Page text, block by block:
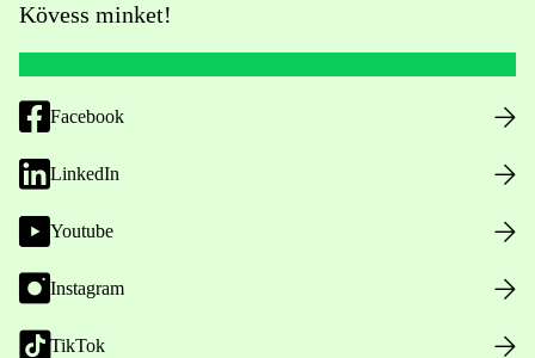
Kövess minket!
Facebook
LinkedIn
Youtube
Instagram
TikTok